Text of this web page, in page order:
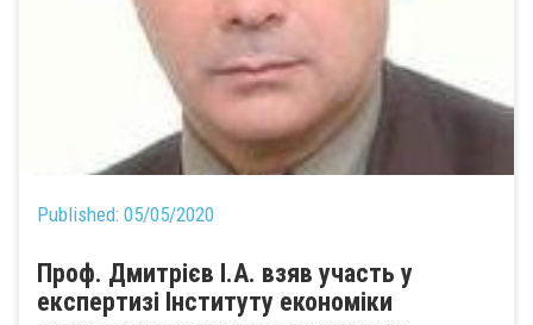
Published: 05/05/2020
Проф. Дмитрієв І.А. взяв участь у
експертизі Інституту економіки